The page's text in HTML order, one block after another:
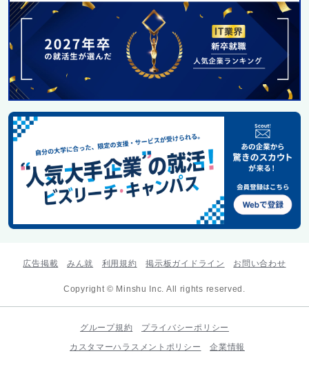
広告掲載 みん就 利用規約 掲示板ガイドライン お問い合わせ
Copyright © Minshu Inc. All rights reserved.
グループ規約
プライバシーポリシー
カスタマーハラスメントポリシー
企業情報